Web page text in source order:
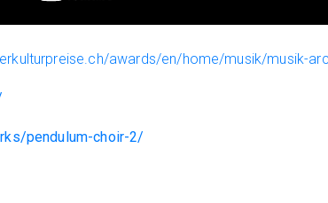
awards/en/home/musik/musik-
pendulum-choir-2/